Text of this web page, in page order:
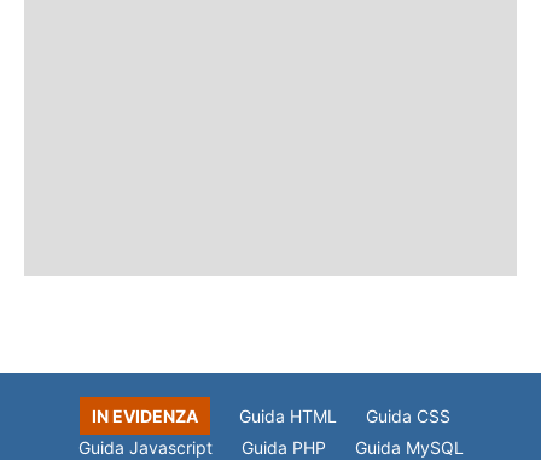
IN EVIDENZA Guida HTML
Guida CSS
Guida Javascript
Guida PHP
Guida MySQL